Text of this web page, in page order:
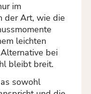
im
der Art, wie die
leichten
bei
bleibt breit.
sowohl